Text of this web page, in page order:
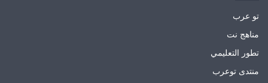
تو عرب
مناهج نت
تطور التعليمي
منتدى توعرب